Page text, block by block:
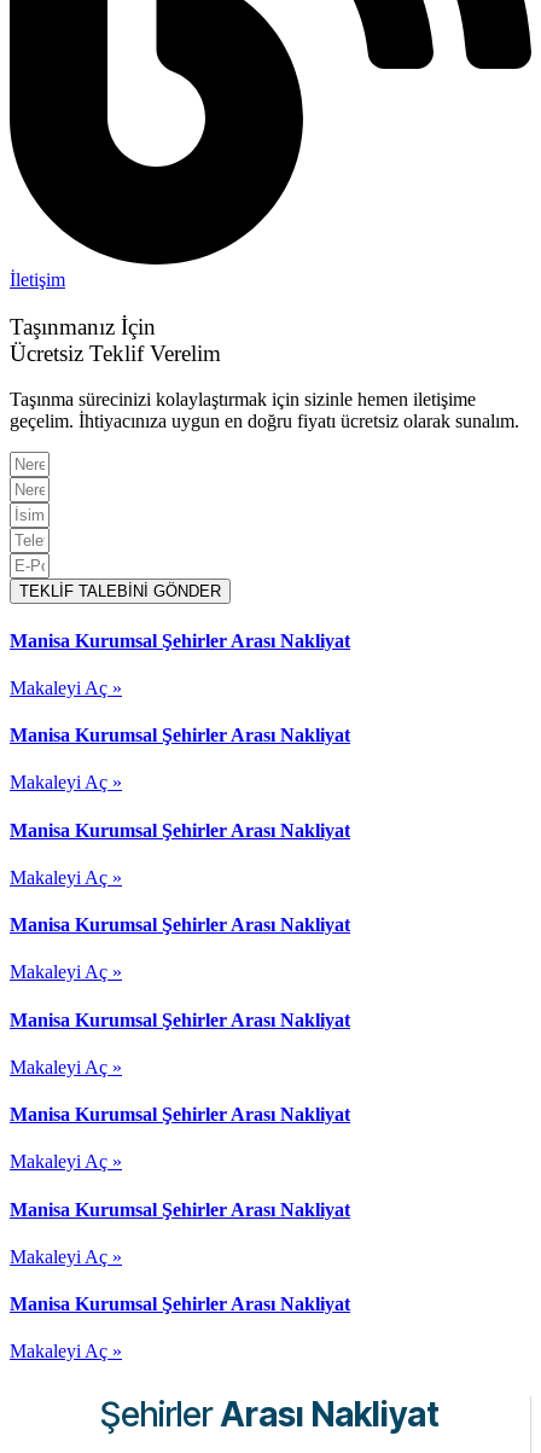
İletişim
Taşınmanız İçin
Ücretsiz Teklif Verelim
Taşınma sürecinizi kolaylaştırmak için sizinle hemen iletişime
geçelim. İhtiyacınıza uygun en doğru fiyatı ücretsiz olarak sunalım.
TEKLİF TALEBİNİ GÖNDER
Manisa Kurumsal Şehirler Arası Nakliyat
Makaleyi Aç »
Manisa Kurumsal Şehirler Arası Nakliyat
Makaleyi Aç »
Manisa Kurumsal Şehirler Arası Nakliyat
Makaleyi Aç »
Manisa Kurumsal Şehirler Arası Nakliyat
Makaleyi Aç »
Manisa Kurumsal Şehirler Arası Nakliyat
Makaleyi Aç »
Manisa Kurumsal Şehirler Arası Nakliyat
Makaleyi Aç »
Manisa Kurumsal Şehirler Arası Nakliyat
Makaleyi Aç »
Manisa Kurumsal Şehirler Arası Nakliyat
Makaleyi Aç »
ŞehirlerArası Nakliyat